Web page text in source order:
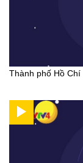
Thành phố Hồ